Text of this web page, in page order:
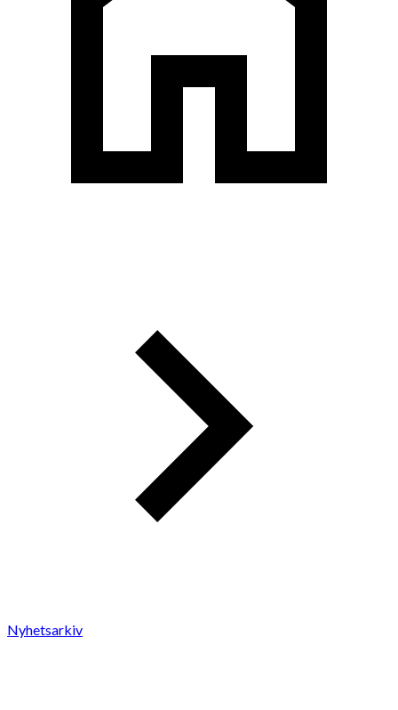
Nyhetsarkiv